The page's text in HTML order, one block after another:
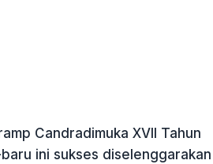
Candradimuka XVII Tahun
ini sukses diselenggarakan